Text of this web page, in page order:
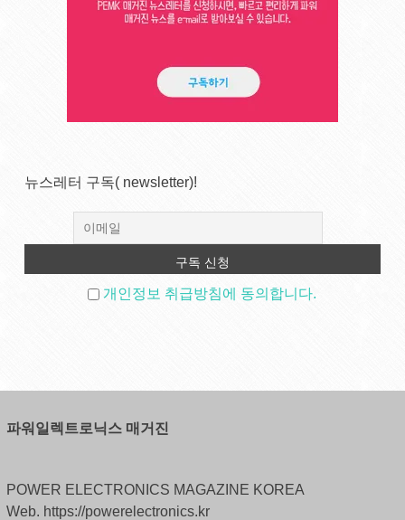
뉴스레터 구독( newsletter)!
개인정보 취급방침에 동의합니다.
파워일렉트로닉스 매거진
POWER ELECTRONICS MAGAZINE KOREA
Web. https://powerelectronics.kr